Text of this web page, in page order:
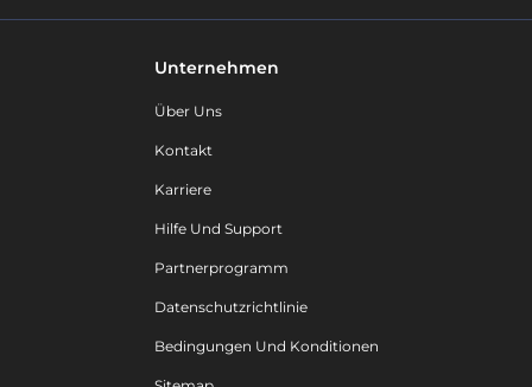
Unternehmen
Über Uns
Kontakt
Karriere
Hilfe Und Support
Partnerprogramm
Datenschutzrichtlinie
Bedingungen Und Konditionen